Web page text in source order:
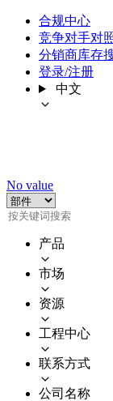
合规中心
竞争对手对
分销商库存
登录/注册
中文
No value
产品
市场
资源
工程中心
联系方式
公司名称